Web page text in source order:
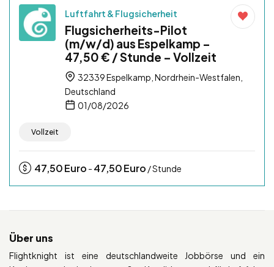
Luftfahrt & Flugsicherheit
Flugsicherheits-Pilot
(m/w/d) aus Espelkamp –
47,50 € / Stunde – Vollzeit
32339 Espelkamp, Nordrhein-Westfalen,
Deutschland
01/08/2026
Vollzeit
47,50Euro - 47,50Euro / Stunde
Über uns
Flightknight ist eine deutschlandweite Jobbörse und ein